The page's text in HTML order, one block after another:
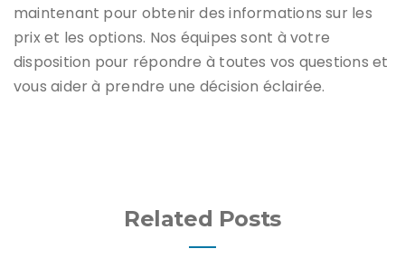
maintenant pour obtenir des informations sur les
prix et les options. Nos équipes sont à votre
disposition pour répondre à toutes vos questions et
vous aider à prendre une décision éclairée.
Related Posts